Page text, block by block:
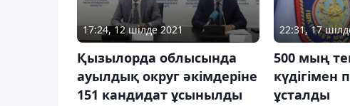
17:24, 12 шілде 2021
Қызылорда облысында
ауылдық округ әкімдеріне
151 кандидат ұсынылды
22:31, 17
500 мың
күдігімен
ұсталды